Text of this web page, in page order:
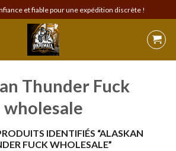
et fiable pour une expédition discrète !
Thunder Fuck
wholesale
IDENTIFIÉS “ALASKAN
FUCK WHOLESALE”